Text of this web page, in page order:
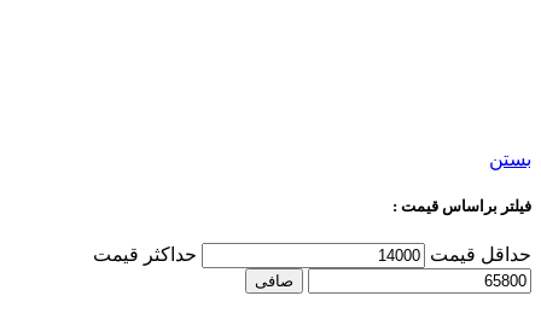
بستن
فیلتر براساس قیمت :
حداقل قیمت حداكثر قيمت
صافی